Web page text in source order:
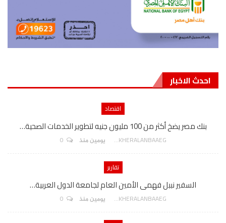
احدث الاخبار
اقتصاد
بنك مصر يضخ أكثر من 100 مليون جنيه لتطوير الخدمات الصحية…
AKHERALANBAAEG يومين منذ
تقارير
السفير نببل فهمى الأمين العام لجامعة الدول العربية…
AKHERALANBAAEG يومين منذ